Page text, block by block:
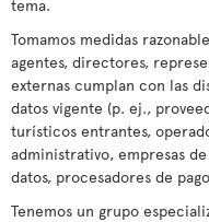
tema.
Tomamos medidas
agentes, directores,
externas cumplan con las
datos vigente (p. ej.,
turísticos entrantes,
administrativo, empresas
datos, procesadores de
Tenemos un grupo